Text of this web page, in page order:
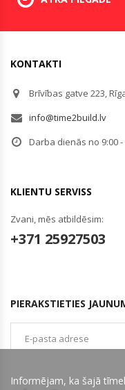
KONTAKTI
Brīvības gatve 223,
info@time2build.lv
Darba dienās no 9:00 -
KLIENTU SERVISS
Zvani, mēs atbildēsim:
+371 25927503
PIERAKSTIETIES
Informējam, ka šajā